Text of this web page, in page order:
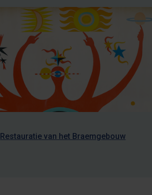
Restauratie van het Braemgebouw